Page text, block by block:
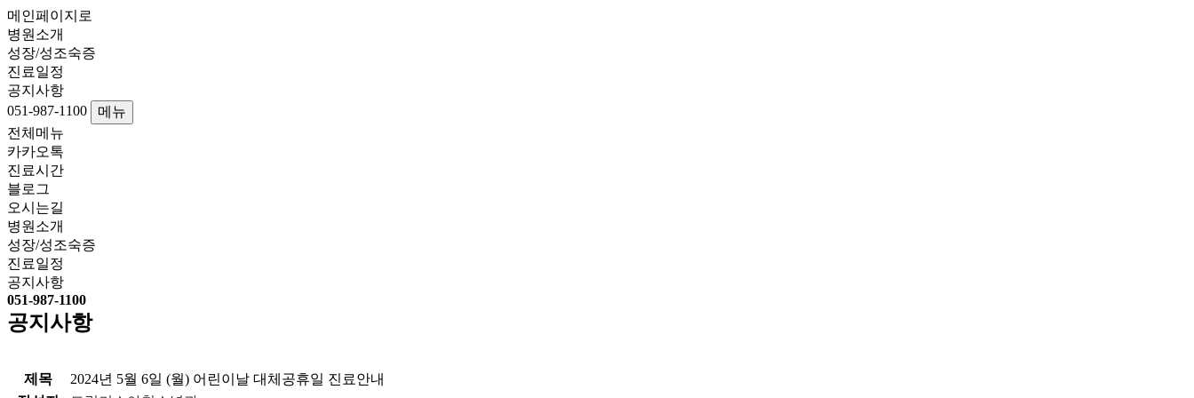
메인페이지로
병원소개
성장/성조숙증
진료일정
공지사항
051-987-1100
메뉴
전체메뉴
카카오톡
진료시간
블로그
오시는길
병원소개
성장/성조숙증
진료일정
공지사항
051-987-1100
공지사항
제목
2024년 5월 6일 (월) 어린이날 대체공휴일 진료안내